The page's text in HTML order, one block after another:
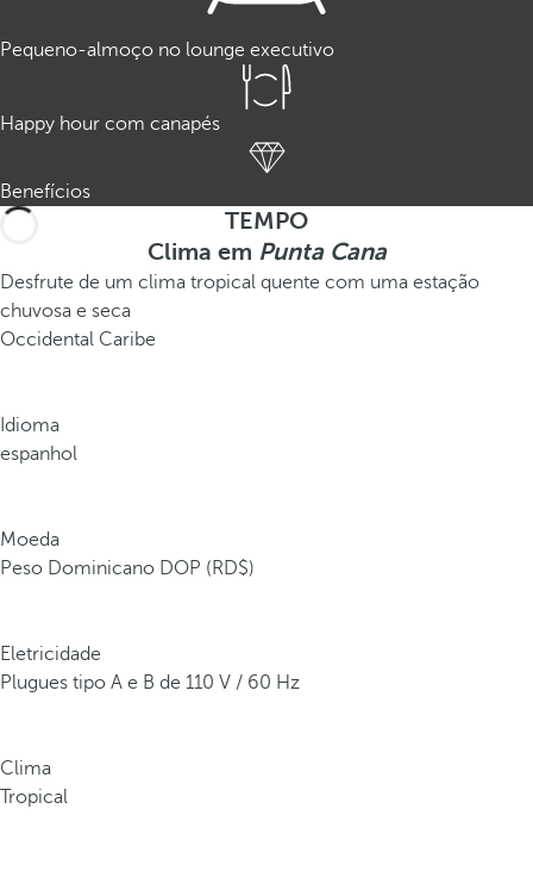
Pequeno-almoço no lounge executivo
Happy hour com canapés
Benefícios
TEMPO
Clima em Punta Cana
Desfrute de um clima tropical quente com uma estação
chuvosa e seca
Occidental Caribe
Idioma
espanhol
Moeda
Peso Dominicano DOP (RD$)
Eletricidade
Plugues tipo A e B de 110 V / 60 Hz
Clima
Tropical